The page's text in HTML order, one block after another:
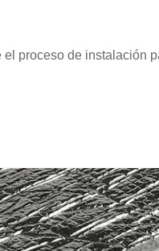
proceso de instalación